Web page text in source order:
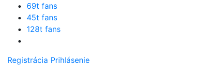
69t fans
45t fans
128t fans
Registrácia Prihlásenie